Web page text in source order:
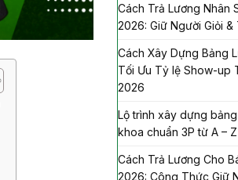
Cách Trả Lương Nhân
2026: Giữ Người Giỏi
Cách Xây Dựng Bảng
Tối Ưu Tỷ lệ Show-up
2026
Lộ trình xây dựng
khoa chuẩn 3P từ A – Z
Cách Trả Lương Cho
2026: Công Thức Giữ